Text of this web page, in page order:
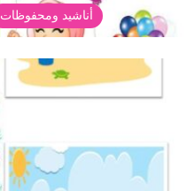
أناشيد ومحفوظات